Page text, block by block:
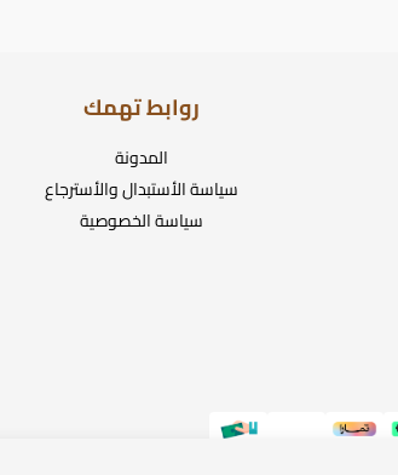
روابط تهمك
المدونة
سياسة الأستبدال والأسترجاع
سياسة الخصوصية